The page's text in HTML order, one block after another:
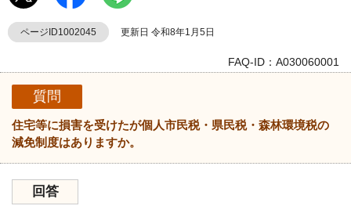
ページID1002045 更新日 令和8年1月5日
FAQ-ID：A030060001
質問
住宅等に損害を受けたが個人市民税・県民税・森林環境税の
減免制度はありますか。
回答